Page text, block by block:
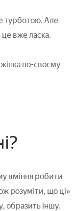
турботою. Але
вже ласка.
по-своєму
вміння робити
розуміти, що ці»
образить іншу.